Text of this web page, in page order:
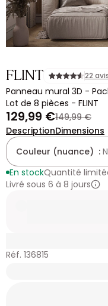
FLINT 22
Panneau mural 3D -
Lot de 8 pièces - FLINT
129,99 €149,99 €
DescriptionDimensions
Couleur (nuance) :
En stockQuantité
Livré sous 6 à 8 jours
Réf. 136815